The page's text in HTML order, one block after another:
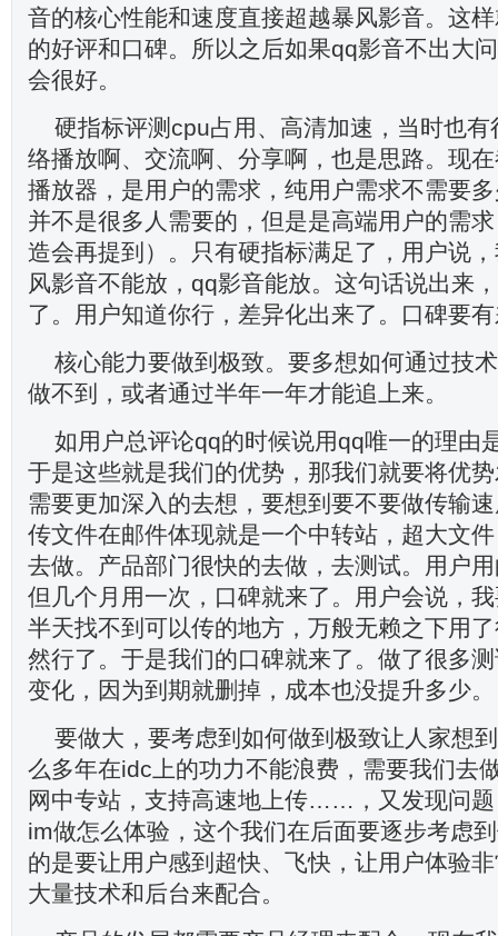
音的核心性能和速度直接超越暴风影音。这
的好评和口碑。所以之后如果qq影音不出大
会很好。
硬指标评测cpu占用、高清加速，当时也
络播放啊、交流啊、分享啊，也是思路。现
播放器，是用户的需求，纯用户需求不需要
并不是很多人需要的，但是是高端用户的需
造会再提到）。只有硬指标满足了，用户说
风影音不能放，qq影音能放。这句话说出来
了。用户知道你行，差异化出来了。口碑要
核心能力要做到极致。要多想如何通过技
做不到，或者通过半年一年才能追上来。
如用户总评论qq的时候说用qq唯一的理由
于是这些就是我们的优势，那我们就要将优
需要更加深入的去想，要想到要不要做传输
传文件在邮件体现就是一个中转站，超大文
去做。产品部门很快的去做，去测试。用户
但几个月用一次，口碑就来了。用户会说，
半天找不到可以传的地方，万般无赖之下用
然行了。于是我们的口碑就来了。做了很多
变化，因为到期就删掉，成本也没提升多少。
要做大，要考虑到如何做到极致让人家想
么多年在idc上的功力不能浪费，需要我们去
网中专站，支持高速地上传……，又发现问
im做怎么体验，这个我们在后面要逐步考虑
的是要让用户感到超快、飞快，让用户体验
大量技术和后台来配合。